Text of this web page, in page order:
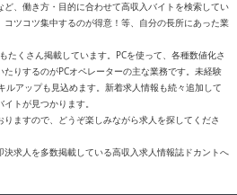
、働き方・目的に合わせて高収入バイトを検索してい
ツコツ集中するのが得意！等、自分の長所にあった業
たくさん掲載しています。PCを使って、各種数値化さ
りするのがPCオペレーターの主な業務です。未経験
ルアップも見込めます。新着求人情報も続々追加して
トが見つかります。
ますので、どうぞ楽しみながら求人を探してくださ
求人を多数掲載している高収入求人情報誌ドカントへ